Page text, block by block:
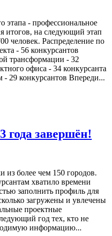
этапа - профессиональное
итогов, на следующий этап
человек. Распределение по
- 56 конкурсантов
трансформации - 32
офиса - 34 конкурсанта
29 конкурсантов Впереди...
года завершён!
из более чем 150 городов.
хватило времени
заполнить профиль для
загружены и увлечены
проектные
год тех, кто не
информацию...